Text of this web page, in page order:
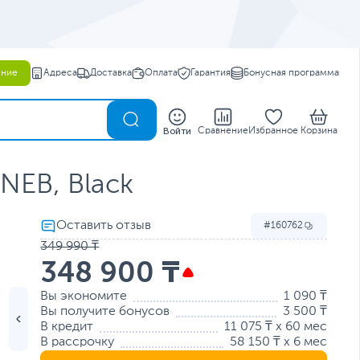
Адреса Доставка Оплата Гарантия Бонусная программа
Войти Сравнение Избранное Корзина
Black
160762
349 990 ₸
348 900 ₸
Вы экономите
1 090 ₸
Вы получите бонусов
3 500 ₸
В кредит
11 075 ₸ x 60 мес
В рассрочку
58 150 ₸ x 6 мес